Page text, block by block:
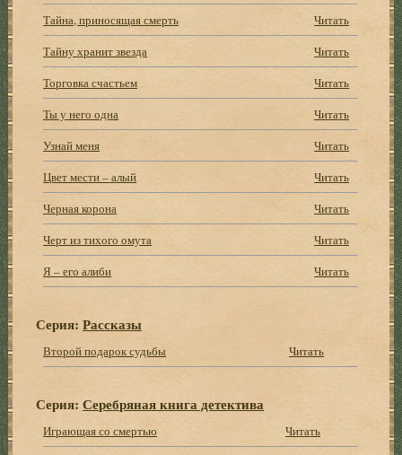
Тайна, приносящая смерть
Читать
Тайну хранит звезда
Читать
Торговка счастьем
Читать
Ты у него одна
Читать
Узнай меня
Читать
Цвет мести – алый
Читать
Черная корона
Читать
Черт из тихого омута
Читать
Я – его алиби
Читать
Серия:Рассказы
Второй подарок судьбы Читать
Серия:Серебряная книга детектива
Играющая со смертью Читать